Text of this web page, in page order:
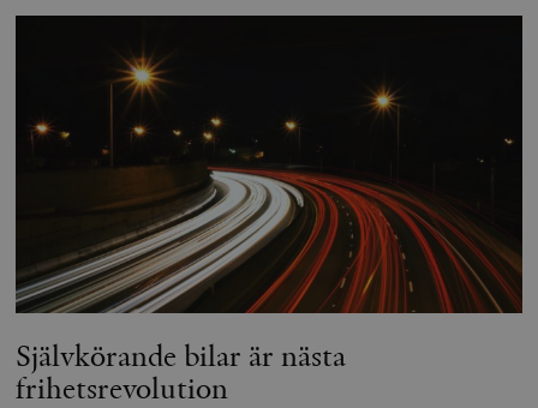
Självkörande bilar är nästa
frihetsrevolution